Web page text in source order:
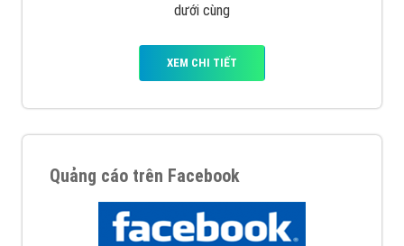
dưới cùng
XEM CHI TIẾT
Quảng cáo trên Facebook